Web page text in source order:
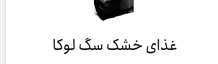
غذای خشک سگ لوکا